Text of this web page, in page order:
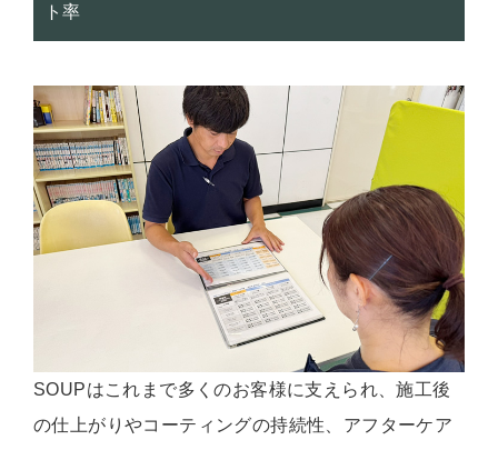
ト率
SOUPはこれまで多くのお客様に支えられ、施工後
の仕上がりやコーティングの持続性、アフターケア